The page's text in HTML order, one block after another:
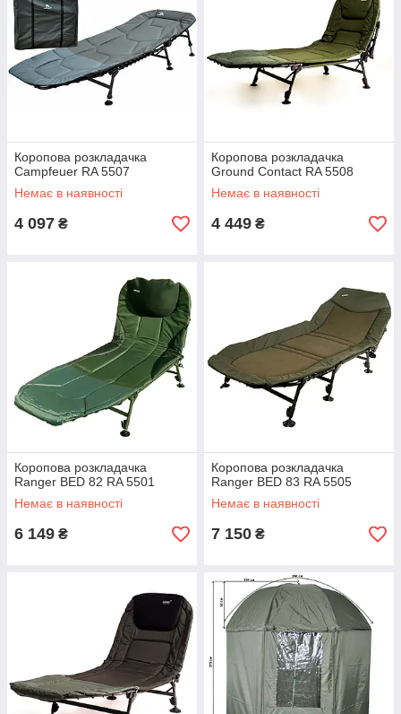
Коропова розкладачка
Campfeuer RA 5507
Немає в наявності
4 097 ₴
Коропова розкладачка
Ground Contact RA 5508
Немає в наявності
4 449 ₴
Коропова розкладачка
Ranger BED 82 RA 5501
Немає в наявності
6 149 ₴
Коропова розкладачка
Ranger BED 83 RA 5505
Немає в наявності
7 150 ₴